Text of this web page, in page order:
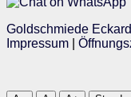
Goldschmiede
Impressum